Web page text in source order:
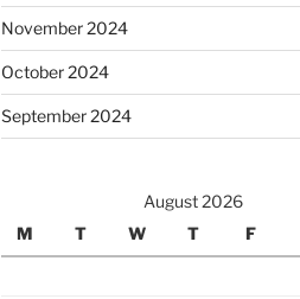
November 2024
October 2024
September 2024
August 2026
M
T W T F